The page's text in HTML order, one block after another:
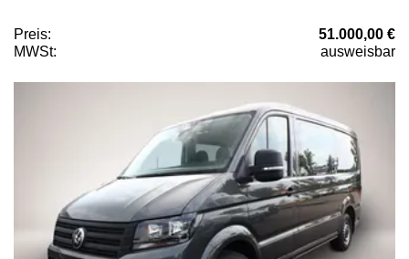
Preis:
51.000,00 €
MWSt:
ausweisbar